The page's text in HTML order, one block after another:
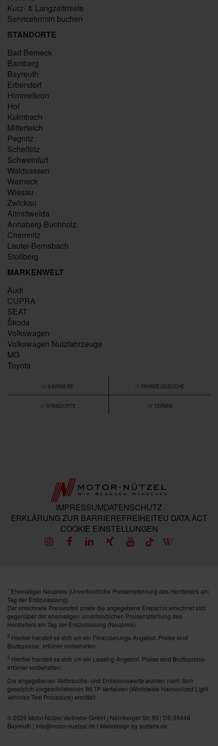
Kurz- & Langzeitmiete
Servicetermin buchen
STANDORTE
Bad Berneck
Bamberg
Bayreuth
Erbendorf
Himmelkron
Hof
Kulmbach
Mitterteich
Pegnitz
Scheßlitz
Schweinfurt
Waldsassen
Werneck
Wiesau
Zwickau
Altmittweida
Annaberg-Buchholz
Chemnitz
Lauter-Bernsbach
Stollberg
MARKENWELT
Audi
CUPRA
SEAT
Škoda
Volkswagen
Volkswagen Nutzfahrzeuge
MG
Toyota
/// KARRIERE /// FAHRZEUGSUCHE
/// STANDORTE /// TERMIN
IMPRESSUMDATENSCHUTZ
ERKLÄRUNG ZUR BARRIEREFREIHEITEU DATA ACT
COOKIE EINSTELLUNGEN
1 Ehemaliger Neupreis (Unverbindliche Preisempfehlung des Herstellers am
Tag der Erstzulassung).
Der errechnete Preisvorteil sowie die angegebene Ersparnis errechnet sich
gegenüber der ehemaligen unverbindlichen Preisempfehlung des
Herstellers am Tag der Erstzulassung (Neupreis).
2 Hierbei handelt es sich um ein Finanzierungs-Angebot. Preise sind
Bruttopreise. Irrtümer vorbehalten.
3 Hierbei handelt es sich um ein Leasing-Angebot. Preise sind Bruttopreise.
Irrtümer vorbehalten.
Die angegebenen Verbrauchs- und Emissionswerte wurden nach dem
gesetzlich vorgeschriebenen WLTP-Verfahren (Worldwide Harmonized Light
Vehicles Test Procedure) ermittelt.
© 2026 Motor-Nützel Vertriebs-GmbH | Nürnberger Str. 95 | DE-95448
Bayreuth | info@motor-nuetzel.de | Webdesign by audaris.de